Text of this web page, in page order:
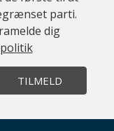
parti.
dig
TILMELD